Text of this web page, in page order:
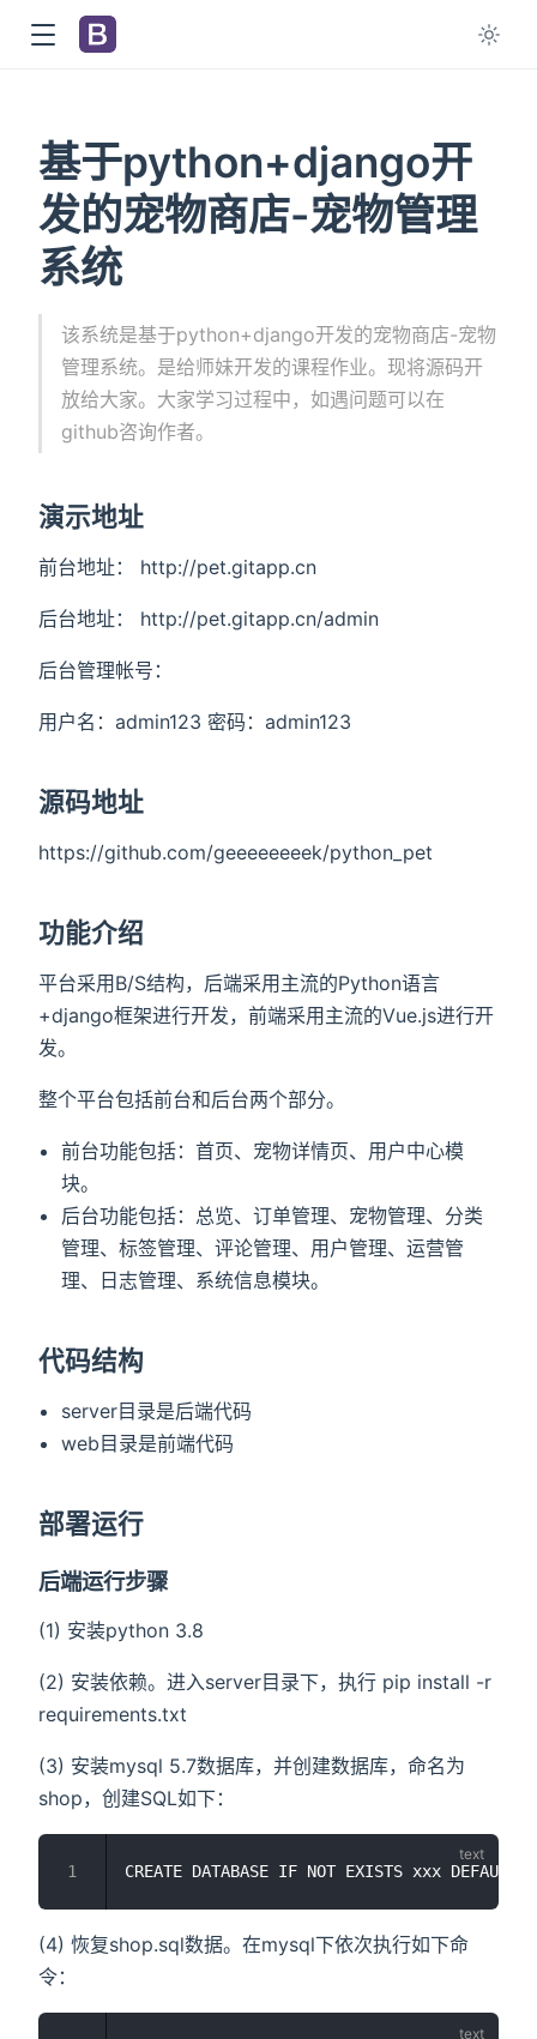
基于python+django开
发的宠物商店-宠物管理
系统
该系统是基于python+django开发的宠物商店-宠物
管理系统。是给师妹开发的课程作业。现将源码开
放给大家。大家学习过程中，如遇问题可以在
github咨询作者。
演示地址
前台地址： http://pet.gitapp.cn
后台地址： http://pet.gitapp.cn/admin
后台管理帐号：
用户名：admin123 密码：admin123
源码地址
https://github.com/geeeeeeeek/python_pet
功能介绍
平台采用B/S结构，后端采用主流的Python语言
+django框架进行开发，前端采用主流的Vue.js进行开
发。
整个平台包括前台和后台两个部分。
前台功能包括：首页、宠物详情页、用户中心模
块。
后台功能包括：总览、订单管理、宠物管理、分类
管理、标签管理、评论管理、用户管理、运营管
理、日志管理、系统信息模块。
代码结构
server目录是后端代码
web目录是前端代码
部署运行
后端运行步骤
(1) 安装python 3.8
(2) 安装依赖。进入server目录下，执行 pip install -r
requirements.txt
(3) 安装mysql 5.7数据库，并创建数据库，命名为
shop，创建SQL如下：
(4) 恢复shop.sql数据。在mysql下依次执行如下命
令：